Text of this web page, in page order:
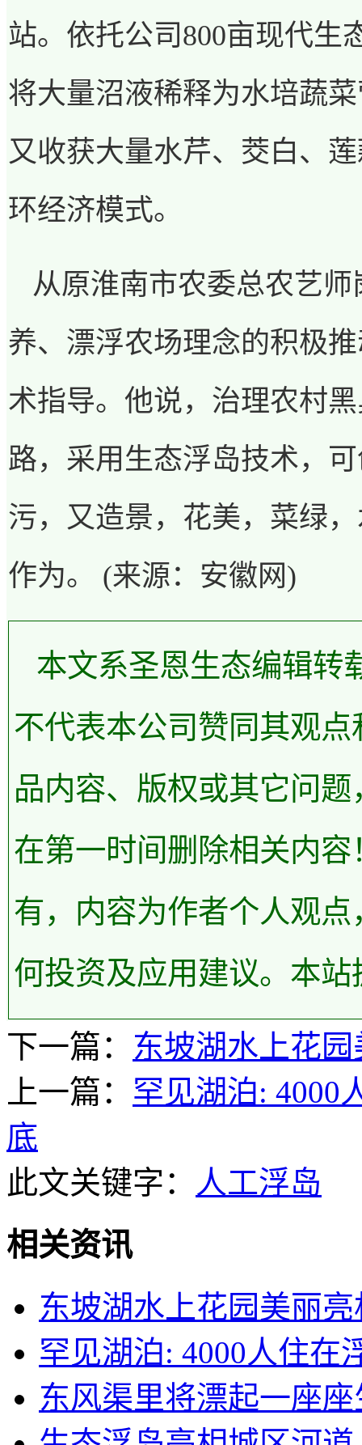
站。依托公司800亩现代生
将大量沼液稀释为水培蔬
又收获大量水芹、茭白、
环经济模式。
从原淮南市农委总农艺
养、漂浮农场理念的积极
术指导。他说，治理农村
路，采用生态浮岛技术，
污，又造景，花美，菜绿
作为。
(来源：安徽网)
本文系圣恩生态编辑转
不代表本公司赞同其观
品内容、版权或其它问
在第一时间删除相关内
有，内容为作者个人观
何投资及应用建议。本
下一篇： 东坡湖水上花
上一篇： 罕见湖泊: 4000
底
此文关键字：
人工浮岛
相关资讯
东坡湖水上花园美丽
罕见湖泊: 4000人住在
东风渠里将漂起一座